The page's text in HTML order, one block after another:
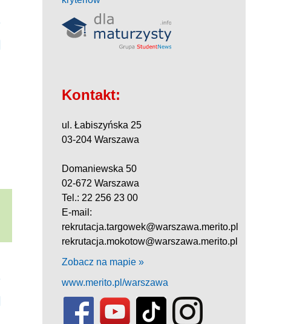
Kontakt:
ul. Łabiszyńska 25
03-204 Warszawa
Domaniewska 50
02-672 Warszawa
Tel.: 22 256 23 00
E-mail:
rekrutacja.targowek@warszawa.merito.pl
rekrutacja.mokotow@warszawa.merito.pl
Zobacz na mapie »
www.merito.pl/warszawa